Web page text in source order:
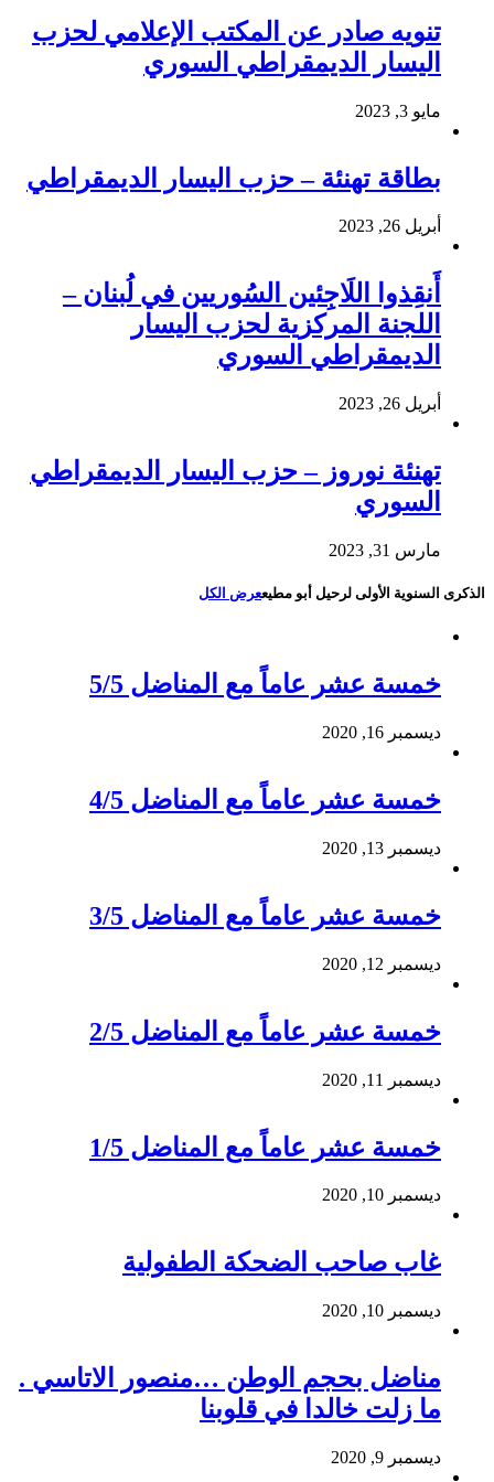
تنويه صادر عن المكتب الإعلامي لحزب
اليسار الديمقراطي السوري
مايو 3, 2023
بطاقة تهنئة – حزب اليسار الديمقراطي
أبريل 26, 2023
أَنقِذوا اللَاجِئين السُوريين في لُبنان –
اللجنة المركزية لحزب اليسار
الديمقراطي السوري
أبريل 26, 2023
تهنئة نوروز – حزب اليسار الديمقراطي
السوري
مارس 31, 2023
الذكرى السنوية الأولى لرحيل أبو مطيععرض الكل
خمسة عشر عاماً مع المناضل 5/5
ديسمبر 16, 2020
خمسة عشر عاماً مع المناضل 4/5
ديسمبر 13, 2020
خمسة عشر عاماً مع المناضل 3/5
ديسمبر 12, 2020
خمسة عشر عاماً مع المناضل 2/5
ديسمبر 11, 2020
خمسة عشر عاماً مع المناضل 1/5
ديسمبر 10, 2020
غاب صاحب الضحكة الطفولية
ديسمبر 10, 2020
مناضل بحجم الوطن …منصور الاتاسي .
ما زلت خالدا في قلوبنا
ديسمبر 9, 2020